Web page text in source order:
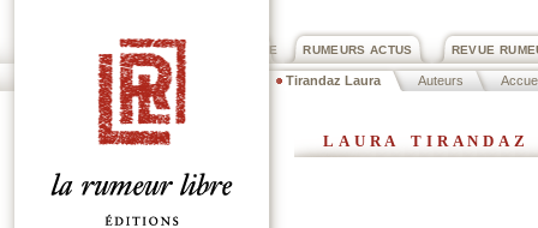
REVUE
RUMEURS ACTUS
PRIX ROGER DEXTRE
Tirandaz Laura Auteurs
laura tirandaz